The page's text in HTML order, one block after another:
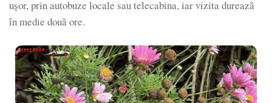
ușor, prin autobuze locale sau telecabina, iar vizita durează
în medie două ore.